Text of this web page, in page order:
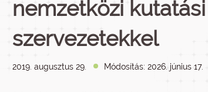
nemzetközi
szervezetekkel
2019. augusztus 29. Módosítás: 2026. június 17.